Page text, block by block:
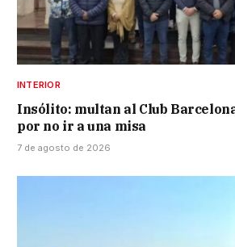
INTERIOR
Insólito: multan al Club
por no ir a una misa
7 de agosto de 2026